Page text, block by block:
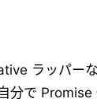
ラッパー
分で Promise